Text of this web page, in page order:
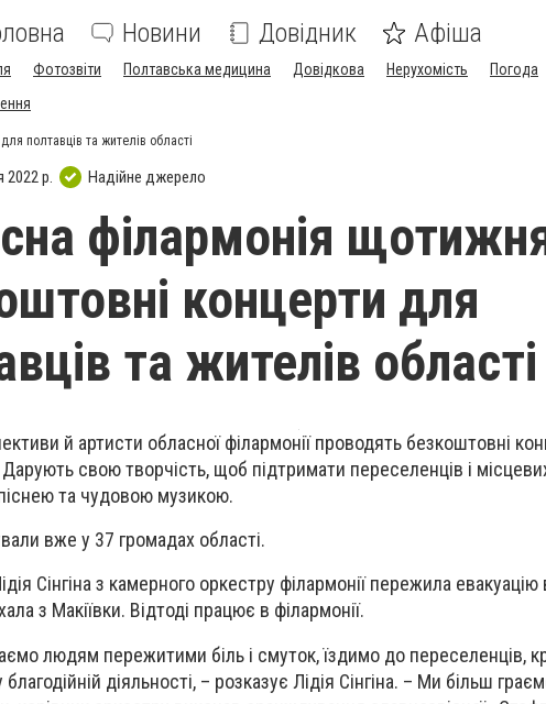
Новини Довідник Афіша
Фотозвіти Полтавська медицина Довідкова Нерухомість Погода
полтавців та жителів області
2022 р. Надійне джерело
філармонія
концерти для
та жителів області
й артисти обласної філармонії проводять безкоштовні
свою творчість, щоб підтримати переселенців і
та чудовою музикою.
вже у 37 громадах області.
Сінгіна з камерного оркестру філармонії пережила
з Макіївки. Відтоді працює в філармонії.
людям пережитими біль і смуток, їздимо до переселенців,
діяльності, – розказує Лідія Сінгіна. – Ми більш